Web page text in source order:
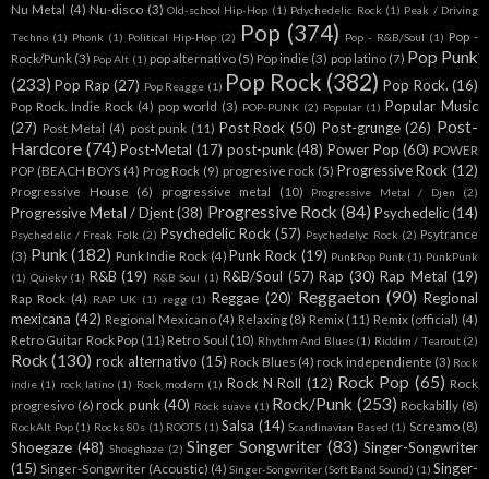
Nu Metal (4) Nu-disco (3) Old-school Hip-Hop (1) Pdychedelic Rock (1) Peak / Driving
Techno (1) Phonk (1) Political Hip-Hop (2) Pop (374) Pop - R&B/Soul (1) Pop -
Rock/Punk (3) Pop Alt (1) pop alternativo (5) Pop indie (3) pop latino (7) Pop Punk
(233) Pop Rap (27) Pop Reagge (1) Pop Rock (382) Pop Rock. (16)
Pop Rock. Indie Rock (4) pop world (3) POP-PUNK (2) Popular (1) Popular Music
(27) Post Metal (4) post punk (11) Post Rock (50) Post-grunge (26) Post-
Hardcore (74) Post-Metal (17) post-punk (48) Power Pop (60) POWER
POP (BEACH BOYS (4) Prog Rock (9) progresive rock (5) Progressive Rock (12)
Progressive House (6) progressive metal (10) Progressive Metal / Djen (2)
Progressive Metal / Djent (38) Progressive Rock (84) Psychedelic(14)
Psychedelic / Freak Folk (2) Psychedelic Rock (57) Psychedelyc Rock (2) Psytrance
(3) Punk (182) Punk Indie Rock (4) Punk Rock (19) PunkPop Punk (1) PunkPunk
(1) Quieky (1) R&B (19) R&B Soul (1) R&B/Soul (57) Rap (30) Rap Metal (19)
Rap Rock (4) RAP UK (1) regg (1) Reggae (20) Reggaeton (90) Regional
mexicana (42) Regional Mexicano (4) Relaxing (8) Remix (11) Remix (official) (4)
Retro Guitar Rock Pop (11) Retro Soul (10) Rhythm And Blues (1) Riddim / Tearout (2)
Rock (130) rock alternativo (15) Rock Blues (4) rock independiente (3) Rock
indie (1) rock latino (1) Rock modern (1) Rock N Roll (12) Rock Pop (65) Rock
progresivo (6) rock punk (40) Rock suave (1) Rock/Punk (253) Rockabilly (8)
RockAlt Pop (1) Rocks 80s (1) ROOTS (1) Salsa (14) Scandinavian Based (1) Screamo (8)
Shoegaze (48) Shoeghaze (2) Singer Songwriter (83) Singer-Songwriter
(15) Singer-Songwriter (Acoustic) (4) Singer-Songwriter (Soft Band Sound) (1) Singer-